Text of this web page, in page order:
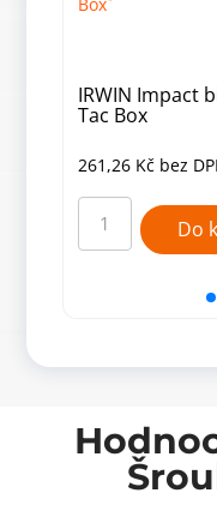
IRWIN Impact
Tac Box
261,26 Kč bez
IRWIN
Impact
PH2
Box
Do